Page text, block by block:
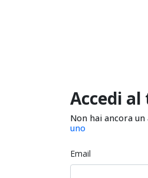
Accedi
Non hai ancora un
uno
Email